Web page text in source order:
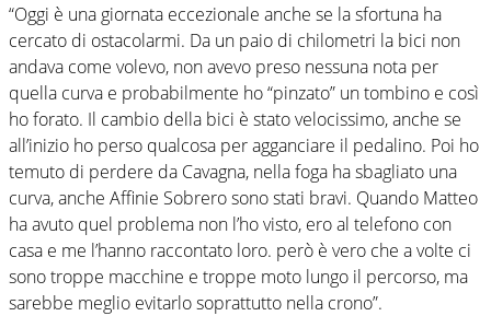
“Oggi è una giornata eccezionale anche se la sfortuna ha
cercato di ostacolarmi. Da un paio di chilometri la bici non
andava come volevo, non avevo preso nessuna nota per
quella curva e probabilmente ho “pinzato” un tombino e così
ho forato. Il cambio della bici è stato velocissimo, anche se
all’inizio ho perso qualcosa per agganciare il pedalino. Poi ho
temuto di perdere da Cavagna, nella foga ha sbagliato una
curva, anche Affinie Sobrero sono stati bravi. Quando Matteo
ha avuto quel problema non l’ho visto, ero al telefono con
casa e me l’hanno raccontato loro. però è vero che a volte ci
sono troppe macchine e troppe moto lungo il percorso, ma
sarebbe meglio evitarlo soprattutto nella crono”.